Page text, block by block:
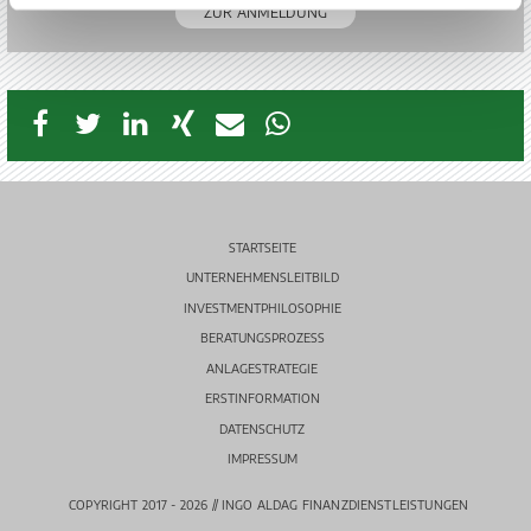
ZUR ANMELDUNG
STARTSEITE
UNTERNEHMENSLEITBILD
INVESTMENTPHILOSOPHIE
BERATUNGSPROZESS
ANLAGESTRATEGIE
ERSTINFORMATION
DATENSCHUTZ
IMPRESSUM
COPYRIGHT 2017 - 2026 // ­INGO ALDAG FINANZDIENSTLEISTUNGEN